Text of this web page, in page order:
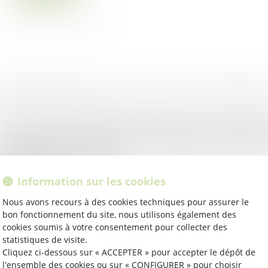
dans le cadre de la...
public/Droit de l'urbanisme
pour cause d’utilité publique autorise les
contre indemnisation, des parcelles appartenant
privés. Cette indem...
Information sur les cookies
Nous avons recours à des cookies techniques pour assurer le
bon fonctionnement du site, nous utilisons également des
cookies soumis à votre consentement pour collecter des
statistiques de visite.
Cliquez ci-dessous sur « ACCEPTER » pour accepter le dépôt de
l'ensemble des cookies ou sur « CONFIGURER » pour choisir